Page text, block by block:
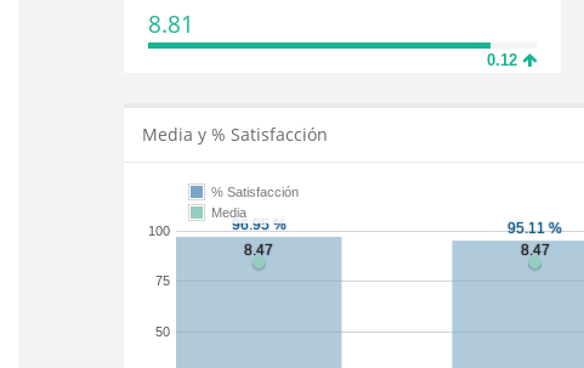
8.81
0.12
Media y % Satisfacción
50
75
100
% Satisfacción
Media